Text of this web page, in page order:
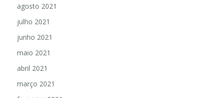
agosto 2021
julho 2021
junho 2021
maio 2021
abril 2021
março 2021